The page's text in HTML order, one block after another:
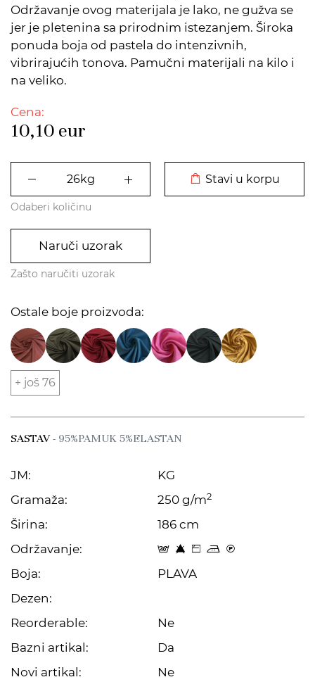
Održavanje ovog materijala je lako, ne gužva se
jer je pletenina sa prirodnim istezanjem. Široka
ponuda boja od pastela do intenzivnih,
vibrirajućih tonova. Pamučni materijali na kilo i
na veliko.
Cena:
10,10 eur
Stavi u korpu
Odaberi količinu
Naruči uzorak
Zašto naručiti uzorak
Ostale boje proizvoda:
+ još 76
SASTAV- 95%PAMUK 5%ELASTAN
JM:
KG
Gramaža:
250 g/m2
Širina:
186 cm
Održavanje:
t 8 Z p C
Boja:
PLAVA
Dezen:
Reorderable:
Ne
Bazni artikal:
Da
Novi artikal:
Ne